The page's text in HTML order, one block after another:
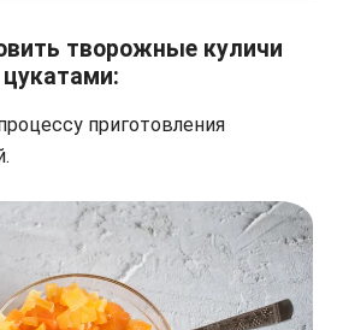
творожные куличи
цукатами:
приготовления